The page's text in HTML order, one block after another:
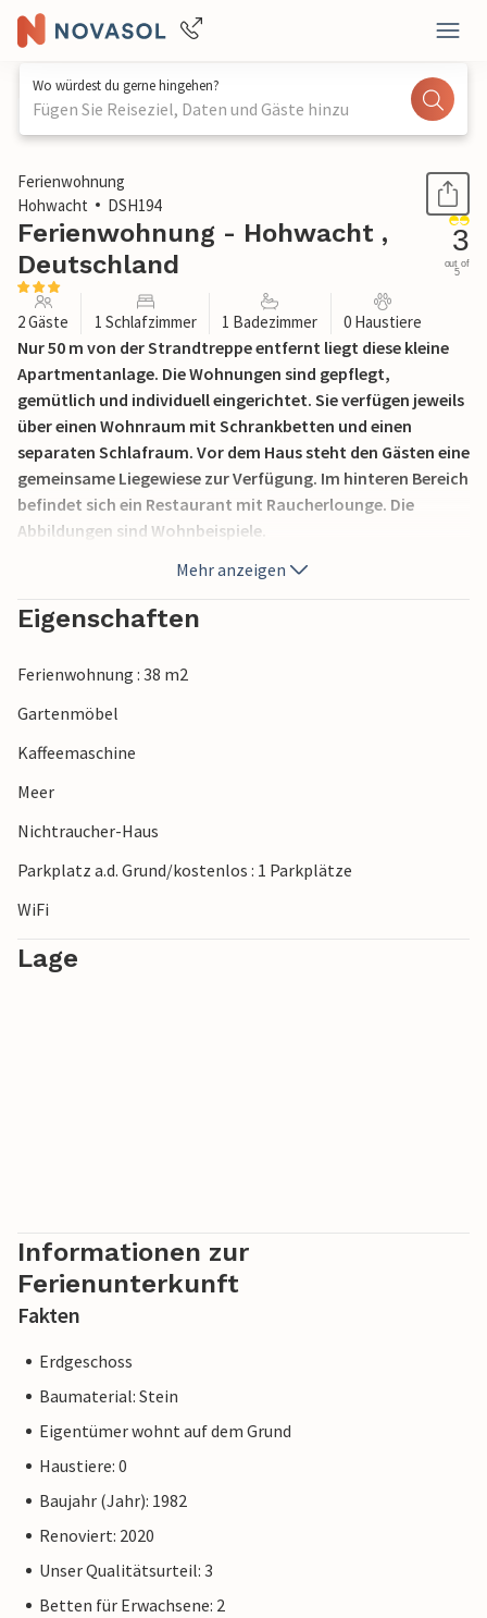
Wo würdest du gerne hingehen?
Fügen Sie Reiseziel, Daten und Gäste hinzu
1 / 16
Ferienwohnung
Hohwacht
DSH194
Ferienwohnung - Hohwacht ,
Deutschland
3
out of
5
2 Gäste 1 Schlafzimmer 1 Badezimmer 0 Haustiere
Nur 50 m von der Strandtreppe entfernt liegt diese kleine
Apartmentanlage. Die Wohnungen sind gepflegt,
gemütlich und individuell eingerichtet. Sie verfügen jeweils
über einen Wohnraum mit Schrankbetten und einen
separaten Schlafraum. Vor dem Haus steht den Gästen eine
gemeinsame Liegewiese zur Verfügung. Im hinteren Bereich
befindet sich ein Restaurant mit Raucherlounge. Die
Abbildungen sind Wohnbeispiele.
Mehr anzeigen
Eigenschaften
Ferienwohnung : 38 m2
Gartenmöbel
Kaffeemaschine
Meer
Nichtraucher-Haus
Parkplatz a.d. Grund/kostenlos : 1 Parkplätze
WiFi
Lage
Informationen zur
Ferienunterkunft
Fakten
Erdgeschoss
Baumaterial: Stein
Eigentümer wohnt auf dem Grund
Haustiere: 0
Baujahr (Jahr): 1982
Renoviert: 2020
Unser Qualitätsurteil: 3
Betten für Erwachsene: 2